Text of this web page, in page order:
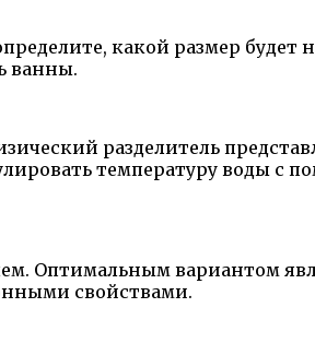
какой размер будет
ванны.
разделитель
температуру воды с
Оптимальным вариантом
свойствами.